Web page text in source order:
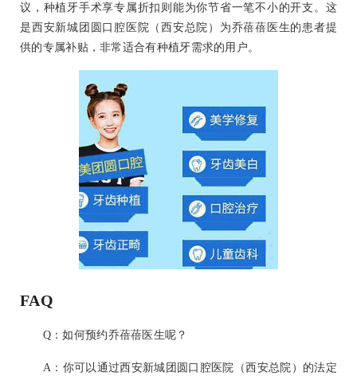
议，种植牙手术享专属折扣则能为你节省一笔不小的开支。这
是西安新城团圆口腔医院（西安总院）为乔蓓蓓医生的患者提
供的专属补贴，非常适合有种植牙需求的用户。
FAQ
Q：如何预约乔蓓蓓医生呢？
A：你可以通过西安新城团圆口腔医院（西安总院）的法定